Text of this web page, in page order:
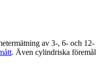
av 3-, 6- och 12-
. Även cylindriska föremål